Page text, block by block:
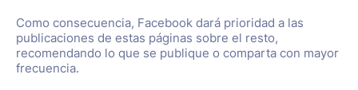
Como consecuencia, Facebook dará prioridad a las
publicaciones de estas páginas sobre el resto,
recomendando lo que se publique o comparta con mayor
frecuencia.